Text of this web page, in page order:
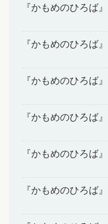
『かもめのひろ
『かもめのひろ
『かもめのひろ
『かもめのひろ
『かもめのひろ
『かもめのひろば